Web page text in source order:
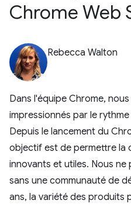
Chrome Web
Rebecca Walton
Dans l'équipe Chrome,
impressionnés par le
Depuis le lancement du
objectif est de permettre la
innovants et utiles. Nous
sans une communauté de
ans, la variété des produits